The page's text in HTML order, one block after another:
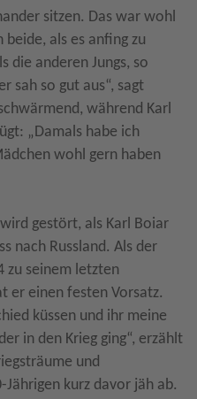
sitzen. Das war wohl
beide, als es anfing zu
die anderen Jungs, so
sah so gut aus“, sagt
während Karl
„Damals habe ich
wohl gern haben
gestört, als Karl Boiar
nach Russland. Als der
zu seinem letzten
er einen festen Vorsatz.
küssen und ihr meine
in den Krieg ging“, erzählt
und
kurz davor jäh ab.